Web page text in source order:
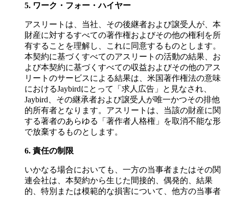
5. ワーク・フォー・ハイヤー
アスリートは、当社、その後継者および譲受人が、本
財産に対するすべての著作権およびその他の権利を所
有することを理解し、これに同意するものとします。
本契約に基づくすべてのアスリートの活動の結果、お
よび本契約に基づくすべての収益およびその他のアス
リートのサービスによる結果は、米国著作権法の意味
におけるJaybirdにとって「求人広告」と見なされ、
Jaybird、その継承者および譲受人が唯一かつその排他
的所有者となります。アスリートは、当該の財産に関
する著者のあらゆる「著作者人格権」を取消不能な形
で放棄するものとします。
6. 責任の制限
いかなる場合においても、一方の当事者またはその関
連会社は、本契約から生じた間接的、偶発的、結果
的、特別または模範的な損害について、他方の当事者